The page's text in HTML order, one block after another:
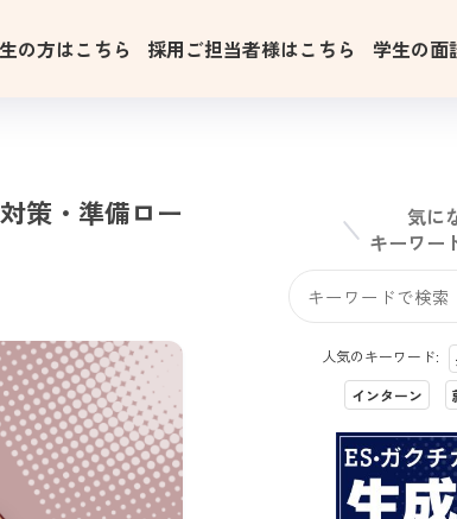
の方はこちら 採用ご担当者様はこちら 学生の面
策・準備ロー
気に
キーワー
人気のキーワード:
インターン